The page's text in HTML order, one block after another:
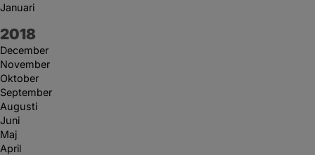
Januari
År:
2018
December
November
Oktober
September
Augusti
Juni
Maj
April